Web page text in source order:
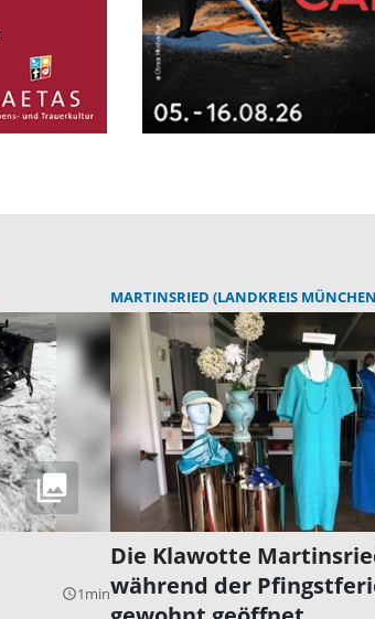
query_builder1min
MARTINSRIED (LANDKREIS
Die Klawotte
während der